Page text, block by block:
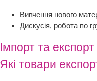
Вивчення нового
Дискусія, робота по
Імпорт та експорт
Які товари